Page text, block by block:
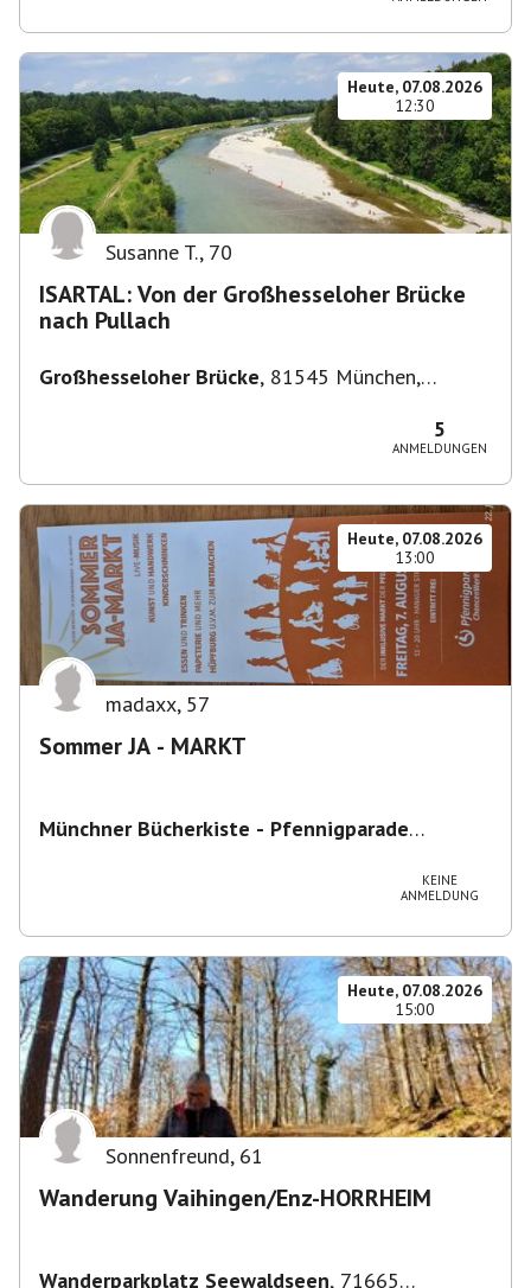
Heute, 07.08.2026
12:30
Susanne T., 70
ISARTAL: Von der Großhesseloher Brücke
nach Pullach
Großhesseloher Brücke, 81545 München,
5
ANMELDUNGEN
Heute, 07.08.2026
13:00
madaxx, 57
Sommer JA - MARKT
Münchner Bücherkiste - Pfennigparade
KEINE
ANMELDUNG
Heute, 07.08.2026
15:00
Sonnenfreund, 61
Wanderung Vaihingen/Enz-HORRHEIM
Wanderparkplatz Seewaldseen, 71665